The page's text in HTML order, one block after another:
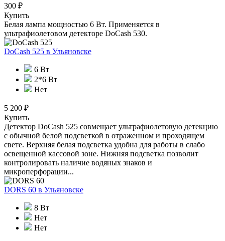
300 ₽
Купить
Белая лампа мощностью 6 Вт. Применяется в
ультрафиолетовом детекторе DoCash 530.
DoCash 525 в Ульяновске
6 Вт
2*6 Вт
Нет
5 200 ₽
Купить
Детектор DoCash 525 совмещает ультрафиолетовую детекцию
с обычной белой подсветкой в отраженном и проходящем
свете. Верхняя белая подсветка удобна для работы в слабо
освещенной кассовой зоне. Нижняя подсветка позволит
контролировать наличие водяных знаков и
микроперфорации...
DORS 60 в Ульяновске
8 Вт
Нет
Нет